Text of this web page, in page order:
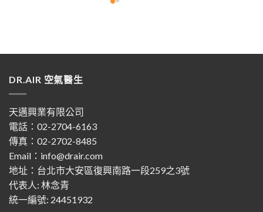
DR.AIR 空氣醫生
天邁興業有限公司
電話：02-2704-6163
傳真：02-2702-8485
Email：info@drair.com
地址： 台北市大安區復興南路一段259之3號
代表人: 林念青
統一編號: 24451932